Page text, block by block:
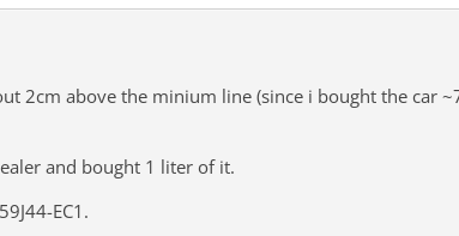
2cm above the minium line (since i bought the car
and bought 1 liter of it.
EC1.